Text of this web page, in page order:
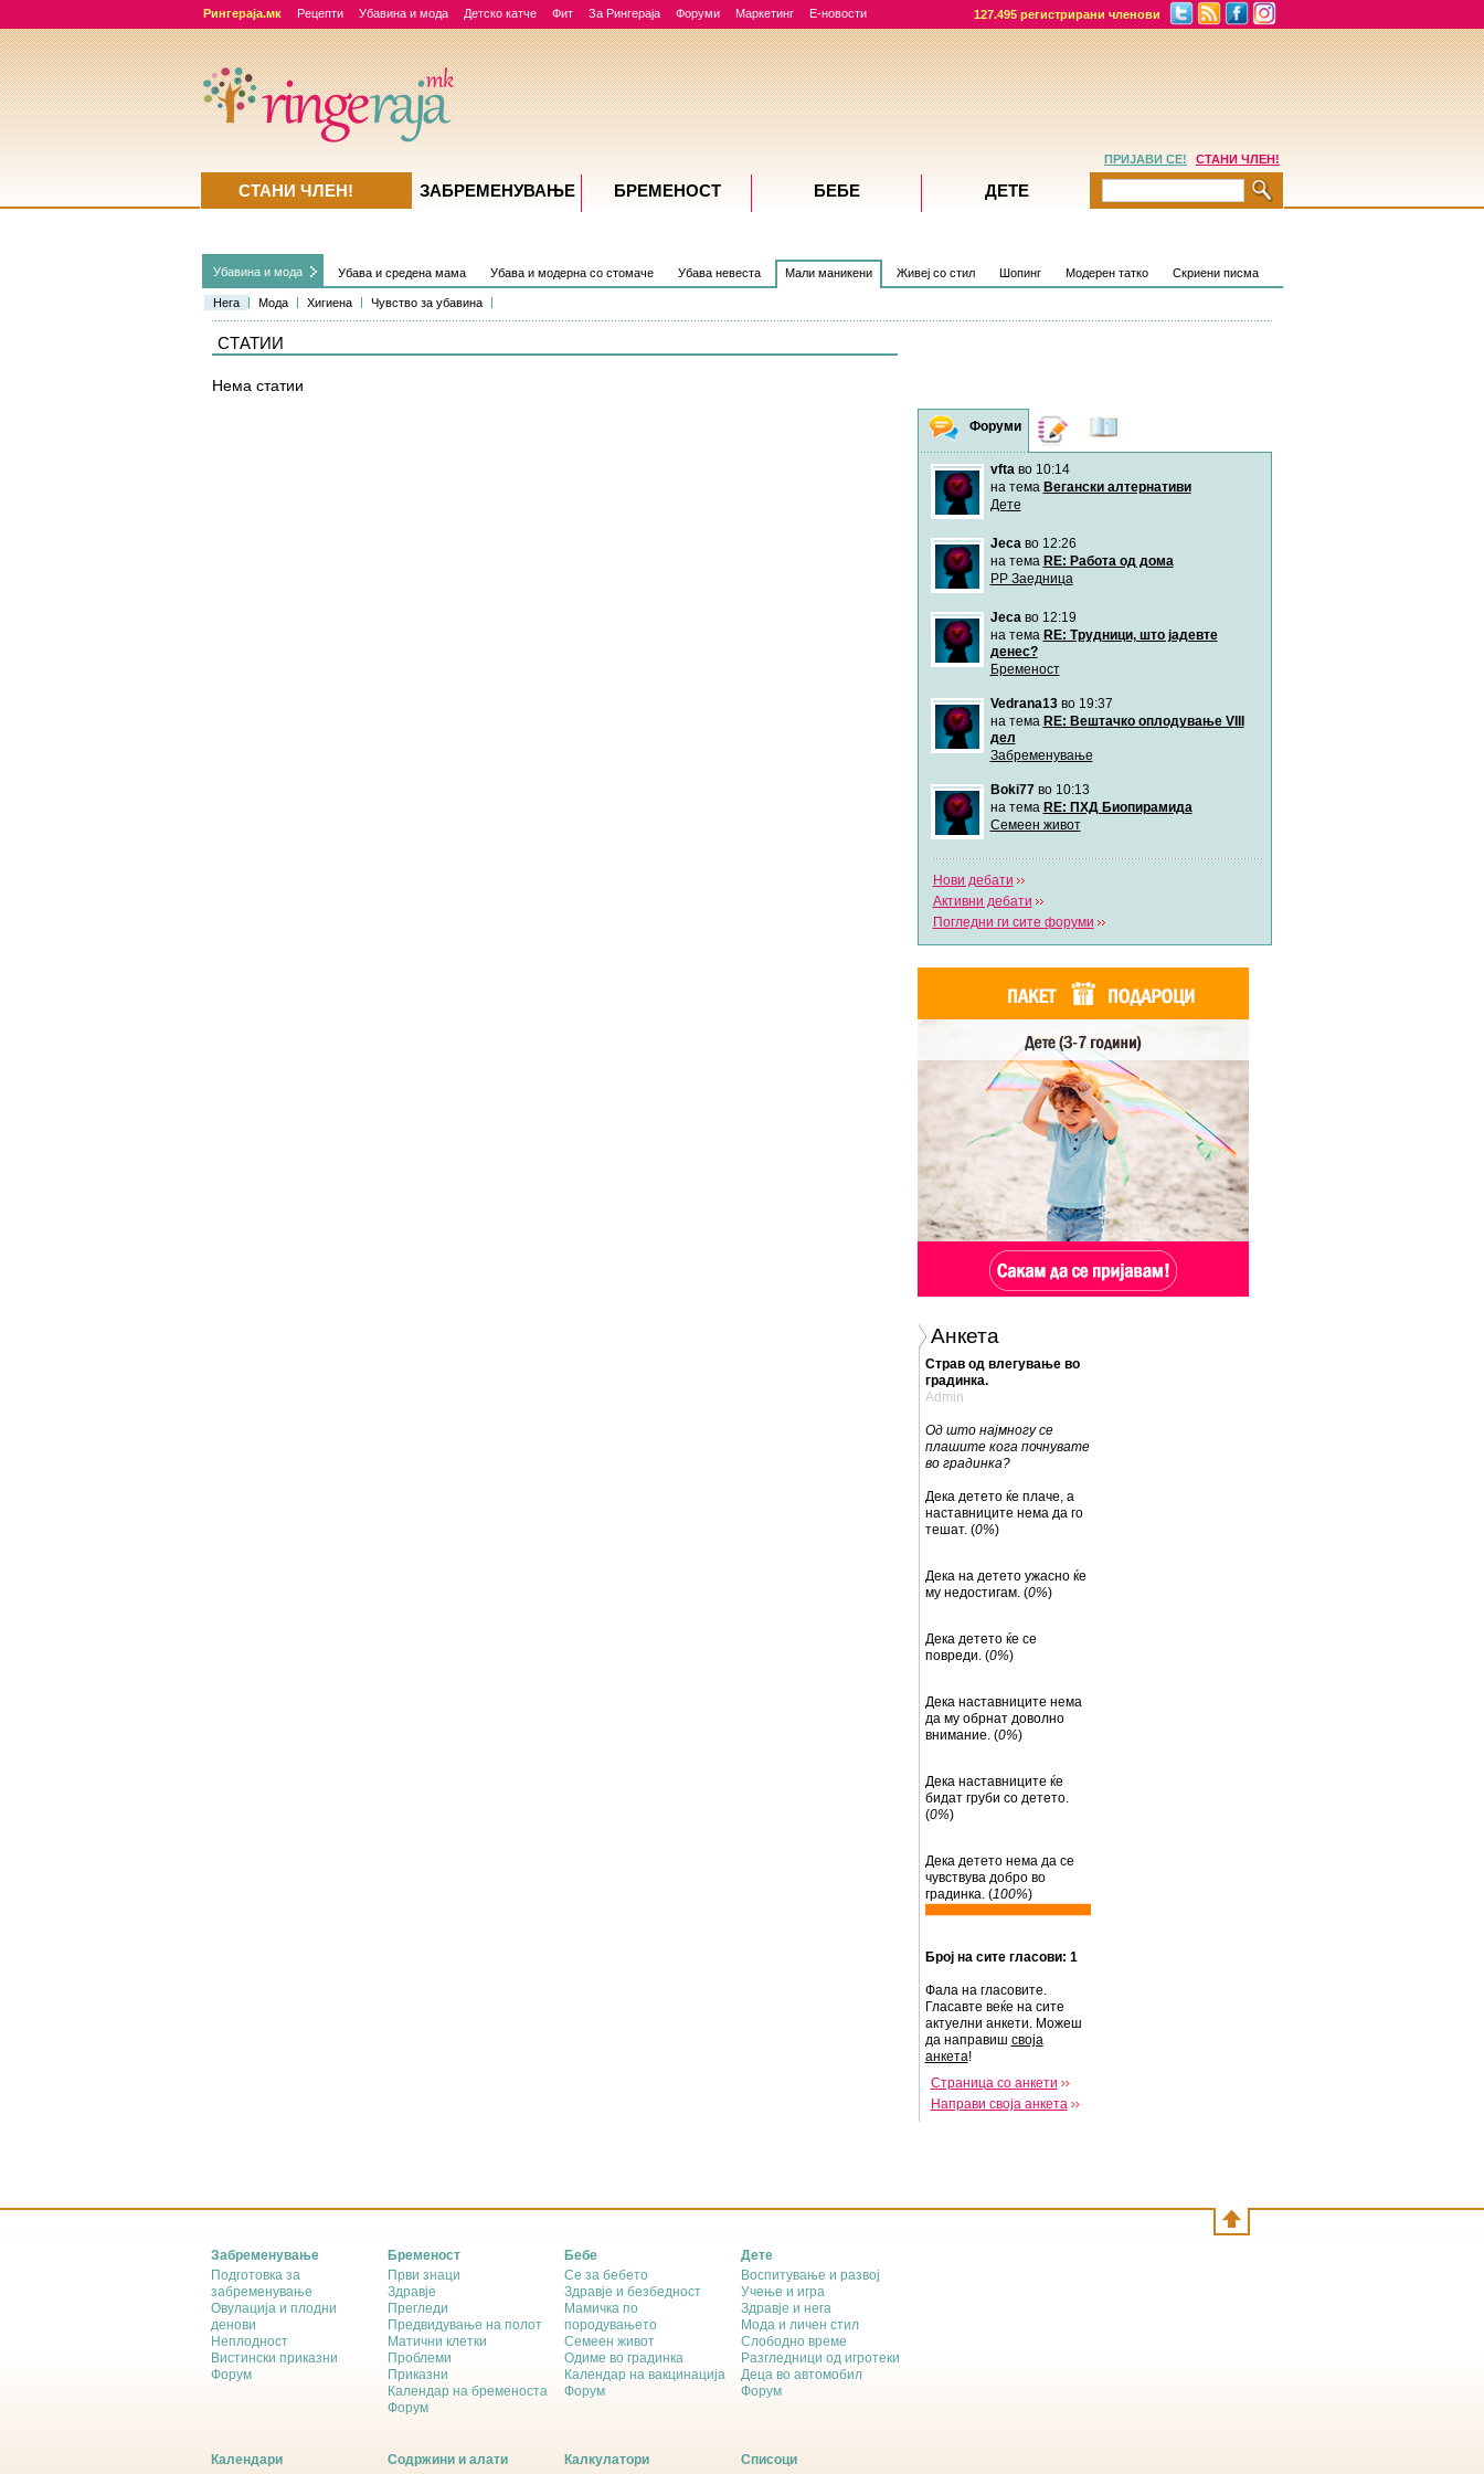
Рингераја.мк Рецепти Убавина и мода Детско катче Фит За Рингераја Форуми Маркетинг Е-новости 127.495 регистрирани членови
Убавина и мода Убава и средена мама Убава и модерна со стомаче Убава невеста Мали маникени
Нега Мода Хигиена Чувство за убавина
Живеј со стил Шопинг Модерен татко Скриени писма
СТАТИИ
Нема статии
Форуми Дневници
vftaво 10:14
на тема Вегански алтернативи
Дете
Jecaво 12:26
на тема RE: Работа од дома
РР Заедница
Jecaво 12:19
на тема RE: Трудници, што јадевте
денес?
Бременост
Vedrana13во 19:37
на тема RE: Вештачко оплодување VIII
дел
Забременување
Boki77во 10:13
на тема RE: ПХД Биопирамида
Семеен живот
Нови дебати
Активни дебати
Погледни ги сите форуми
Анкета
Страв од влегување во
градинка.
Admin
Од што најмногу се
плашите кога почнувате
во градинка?
Дека детето ќе плаче, а
наставниците нема да го
тешат. (0%)
Дека на детето ужасно ќе
му недостигам. (0%)
Дека детето ќе се
повреди. (0%)
Дека наставниците нема
да му обрнат доволно
внимание. (0%)
Дека наставниците ќе
бидат груби со детето.
(0%)
Дека детето нема да се
чувствува добро во
градинка. (100%)
Број на сите гласови: 1
Фала на гласовите.
Гласавте веќе на сите
актуелни анкети. Можеш
да направиш своја
анкета!
Страница со анкети
Направи своја анкета
ПРИЈАВИ СЕ! СТАНИ ЧЛЕН!
СТАНИ ЧЛЕН! ЗАБРЕМЕНУВАЊE БРЕМЕНОСТ БЕБЕ ДЕТЕ
Забременување
Подготовка за
забременување
Овулација и плодни
денови
Неплодност
Вистински приказни
Форум
Бременост
Први знаци
Здравје
Прегледи
Предвидување на полот
Матични клетки
Проблеми
Приказни
Календар на бременоста
Форум
Бебе
Се за бебето
Здравје и безбедност
Мамичка по
породувањето
Семеен живот
Одиме во градинка
Календар на вакцинација
Форум
Дете
Воспитување и развој
Учење и игра
Здравје и нега
Мода и личен стил
Слободно време
Разгледници од игротеки
Деца во автомобил
Форум
Календари
Содржини и алати
Калкулатори
Списоци